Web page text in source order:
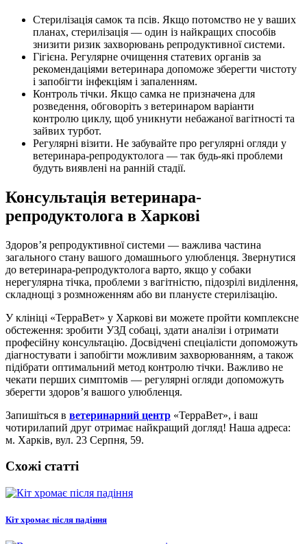
Стерилізація самок та псів. Якщо потомство не у ваших
планах, стерилізація — один із найкращих способів
знизити ризик захворювань репродуктивної системи.
Гігієна. Регулярне очищення статевих органів за
рекомендаціями ветеринара допоможе зберегти чистоту
і запобігти інфекціям і запаленням.
Контроль тічки. Якщо самка не призначена для
розведення, обговоріть з ветеринаром варіанти
контролю циклу, щоб уникнути небажаної вагітності та
зайвих турбот.
Регулярні візити. Не забувайте про регулярні огляди у
ветеринара-репродуктолога — так будь-які проблеми
будуть виявлені на ранній стадії.
Консультація ветеринара-
репродуктолога в Харкові
Здоров’я репродуктивної системи — важлива частина
загального стану вашого домашнього улюбленця. Звернутися
до ветеринара-репродуктолога варто, якщо у собаки
нерегулярна тічка, проблеми з вагітністю, підозрілі виділення,
складнощі з розмноженням або ви плануєте стерилізацію.
У клініці «ТерраВет» у Харкові ви можете пройти комплексне
обстеження: зробити УЗД собаці, здати аналізи і отримати
професійну консультацію. Досвідчені спеціалісти допоможуть
діагностувати і запобігти можливим захворюванням, а також
підібрати оптимальний метод контролю тічки. Важливо не
чекати перших симптомів — регулярні огляди допоможуть
зберегти здоров’я вашого улюбленця.
Запишіться в ветеринарний центр «ТерраВет», і ваш
чотирилапий друг отримає найкращий догляд! Наша адреса:
м. Харків, вул. 23 Серпня, 59.
Схожі статті
Кіт хромає після падіння